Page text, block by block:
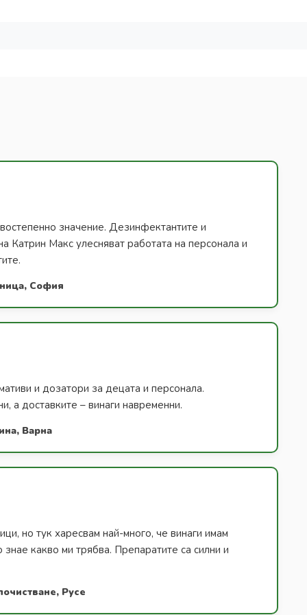
значение. Дезинфектантите и
Катрин Макс улесняват работата на персонала и
София
и дозатори за децата и персонала.
а доставките – винаги навременни.
Варна
но тук харесвам най-много, че винаги имам
знае какво ми трябва. Препаратите са силни и
Русе